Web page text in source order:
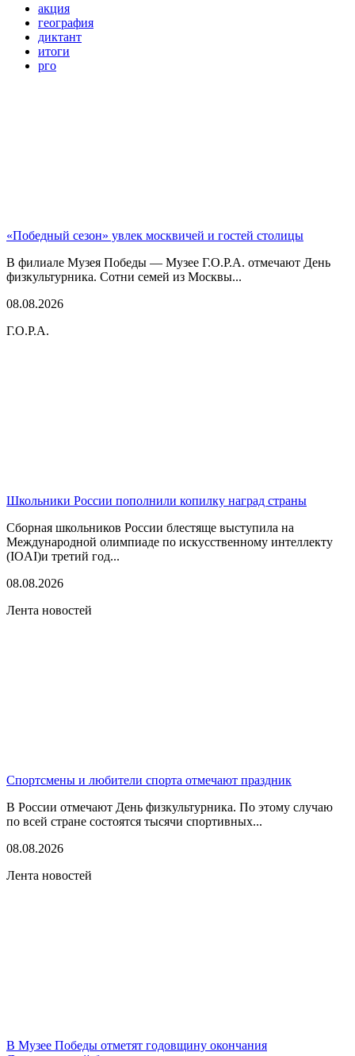
акция
география
диктант
итоги
рго
«Победный сезон» увлек москвичей и гостей столицы
В филиале Музея Победы — Музее Г.О.Р.А. отмечают День
физкультурника. Сотни семей из Москвы...
08.08.2026
Г.О.Р.А.
Школьники России пополнили копилку наград страны
Сборная школьников России блестяще выступила на
Международной олимпиаде по искусственному интеллекту
(IOAI)и третий год...
08.08.2026
Лента новостей
Спортсмены и любители спорта отмечают праздник
В России отмечают День физкультурника. По этому случаю
по всей стране состоятся тысячи спортивных...
08.08.2026
Лента новостей
В Музее Победы отметят годовщину окончания